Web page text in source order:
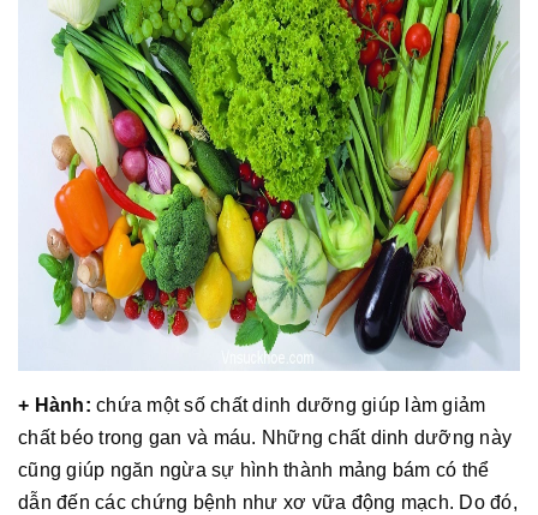
+ Hành: chứa một số chất dinh dưỡng giúp làm giảm
chất béo trong gan và máu. Những chất dinh dưỡng này
cũng giúp ngăn ngừa sự hình thành mảng bám có thể
dẫn đến các chứng bệnh như xơ vữa động mạch. Do đó,